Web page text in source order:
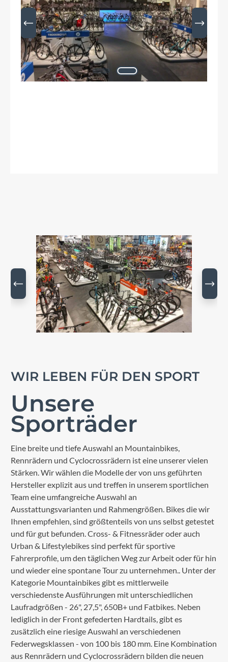
Bildergalerie überspringen
WIR LEBEN FÜR DEN SPORT
Unsere
Sporträder
Eine breite und tiefe Auswahl an Mountainbikes,
Rennrädern und Cyclocrossrädern ist eine unserer vielen
Stärken. Wir wählen die Modelle der von uns geführten
Hersteller explizit aus und treffen in unserem sportlichen
Team eine umfangreiche Auswahl an
Ausstattungsvarianten und Rahmengrößen. Bikes die wir
Ihnen empfehlen, sind größtenteils von uns selbst getestet
und für gut befunden. Cross- & Fitnessräder oder auch
Urban & Lifestylebikes sind perfekt für sportive
Fahrerprofile, um den täglichen Weg zur Arbeit oder für hin
und wieder eine spontane Tour zu unternehmen.. Unter der
Kategorie Mountainbikes gibt es mittlerweile
verschiedenste Ausführungen mit unterschiedlichen
Laufradgrößen - 26", 27,5", 650B+ und Fatbikes. Neben
lediglich in der Front gefederten Hardtails, gibt es
zusätzlich eine riesige Auswahl an verschiedenen
Federwegsklassen - von 100 bis 180 mm. Eine Kombination
aus Rennrädern und Cyclocrossrädern bilden die neuen